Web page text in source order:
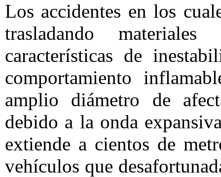
Los accidentes en los
trasladando
características de
comportamiento
amplio diámetro de
debido a la onda
extiende a cientos de
vehículos que